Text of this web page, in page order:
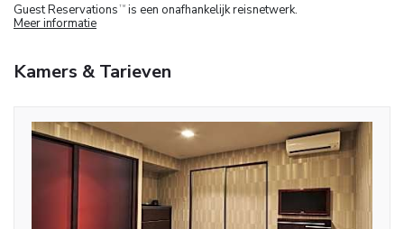
Guest Reservations TM is een onafhankelijk reisnetwerk.
Meer informatie
Kamers & Tarieven